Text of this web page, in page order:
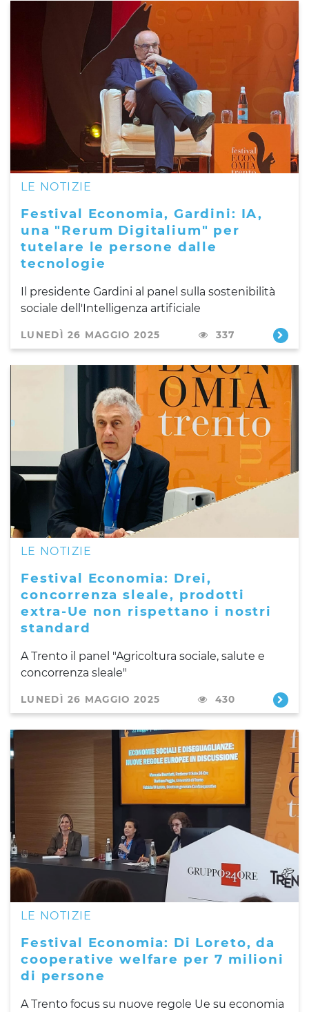
LE NOTIZIE
Festival Economia, Gardini: IA,
una "Rerum Digitalium" per
tutelare le persone dalle
tecnologie
Il presidente Gardini al panel sulla sostenibilità
sociale dell'Intelligenza artificiale
LUNEDÌ 26 MAGGIO 2025 337
LE NOTIZIE
Festival Economia: Drei,
concorrenza sleale, prodotti
extra-Ue non rispettano i nostri
standard
A Trento il panel "Agricoltura sociale, salute e
concorrenza sleale"
LUNEDÌ 26 MAGGIO 2025 430
LE NOTIZIE
Festival Economia: Di Loreto, da
cooperative welfare per 7 milioni
di persone
A Trento focus su nuove regole Ue su economia